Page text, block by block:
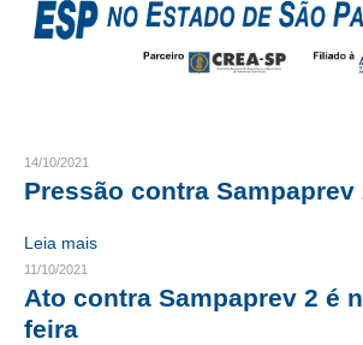
PALAVRA DO PRESIDENTE
LIVRO GESTÃO 2026-2029
ORGANOGRAMA
14/10/2021
Pressão contra Sampaprev
Leia mais
11/10/2021
Ato contra Sampaprev 2 é
feira